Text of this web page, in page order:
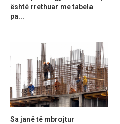
është rrethuar me tabela
pa...
Sa janë të mbrojtur